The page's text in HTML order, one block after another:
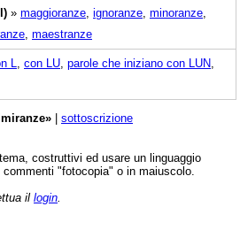
» maggioranze ignoranze minoranze
maestranze
L con LU parole che iniziano con LUN
| sottoscrizione
costruttivi ed usare un linguaggio
"fotocopia" o in maiuscolo.
il login